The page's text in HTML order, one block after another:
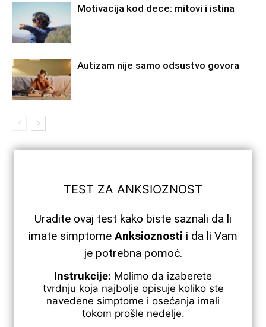
Motivacija kod dece: mitovi i istina
Autizam nije samo odsustvo govora
TEST ZA ANKSIOZNOST
Uradite ovaj test kako biste saznali da li
imate simptome Anksioznosti i da li Vam
je potrebna pomoć.
Instrukcije: Molimo da izaberete
tvrdnju koja najbolje opisuje koliko ste
navedene simptome i osećanja imali
tokom prošle nedelje.